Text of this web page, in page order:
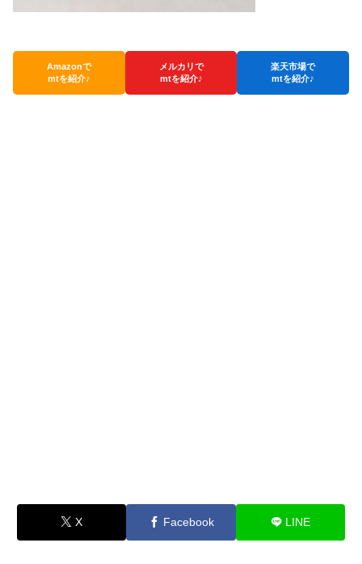
Amazonで
mtを紹介♪
メルカリで
mtを紹介♪
楽天市場で
mtを紹介♪
X Facebook LINE